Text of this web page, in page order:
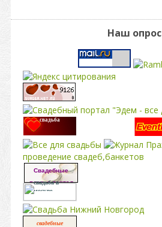
Наш опрос
свадьба
проведение свадеб,банкетов
Свадебные
платья портал
свадьба в
москве
свадебные